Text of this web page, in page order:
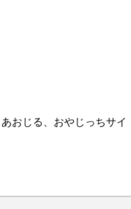
おじる、おやじっちサイ